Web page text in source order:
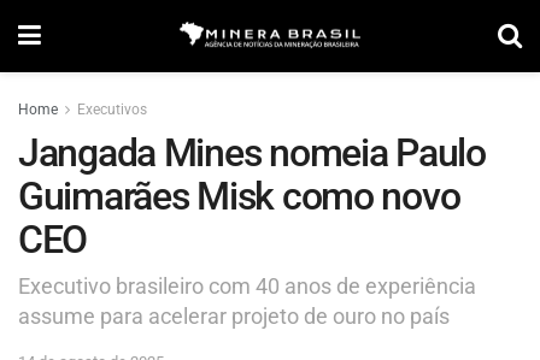
Home Executivos
Jangada Mines nomeia Paulo
Guimarães Misk como novo
CEO
Executivo brasileiro com 40 anos de experiência
assume para acelerar projeto de ouro no país